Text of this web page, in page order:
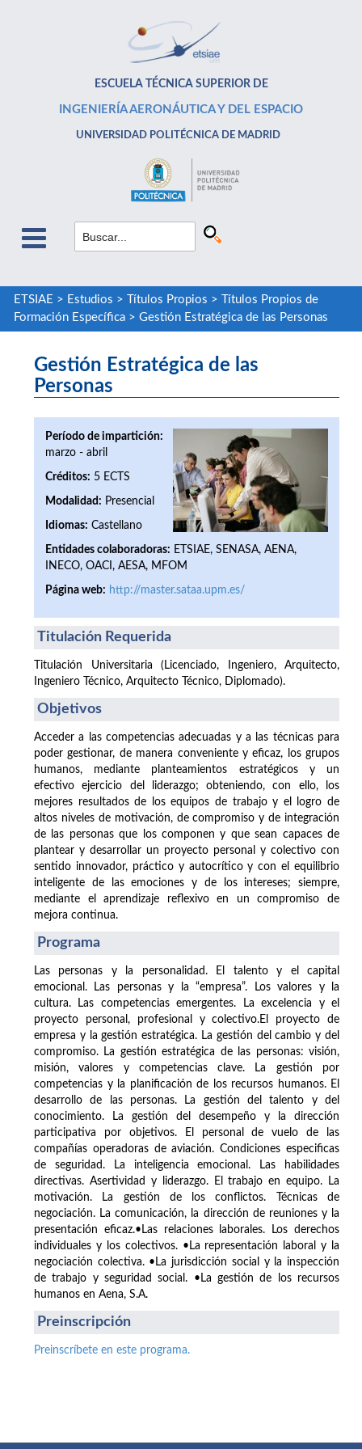
ESCUELA TÉCNICA SUPERIOR DE
INGENIERÍA AERONÁUTICA Y DEL ESPACIO
UNIVERSIDAD POLITÉCNICA DE MADRID
ETSIAE > Estudios > Títulos Propios >
Títulos Propios de
Formación Específica> Gestión Estratégica de las Personas
Gestión Estratégica de las
Personas
Período de impartición:
marzo - abril
Créditos: 5 ECTS
Modalidad: Presencial
Idiomas: Castellano
Entidades colaboradoras: ETSIAE, SENASA, AENA,
INECO, OACI, AESA, MFOM
Página web: http://master.sataa.upm.es/
Titulación Requerida
Titulación Universitaria (Licenciado, Ingeniero, Arquitecto,
Ingeniero Técnico, Arquitecto Técnico, Diplomado).
Objetivos
Acceder a las competencias adecuadas y a las técnicas para
poder gestionar, de manera conveniente y eficaz, los grupos
humanos, mediante planteamientos estratégicos y un
efectivo ejercicio del liderazgo; obteniendo, con ello, los
mejores resultados de los equipos de trabajo y el logro de
altos niveles de motivación, de compromiso y de integración
de las personas que los componen y que sean capaces de
plantear y desarrollar un proyecto personal y colectivo con
sentido innovador, práctico y autocrítico y con el equilibrio
inteligente de las emociones y de los intereses; siempre,
mediante el aprendizaje reflexivo en un compromiso de
mejora continua.
Programa
Las personas y la personalidad. El talento y el capital
emocional. Las personas y la “empresa”. Los valores y la
cultura. Las competencias emergentes. La excelencia y el
proyecto personal, profesional y colectivo.El proyecto de
empresa y la gestión estratégica. La gestión del cambio y del
compromiso. La gestión estratégica de las personas: visión,
misión, valores y competencias clave. La gestión por
competencias y la planificación de los recursos humanos. El
desarrollo de las personas. La gestión del talento y del
conocimiento. La gestión del desempeño y la dirección
participativa por objetivos. El personal de vuelo de las
compañías operadoras de aviación. Condiciones especificas
de seguridad. La inteligencia emocional. Las habilidades
directivas. Asertividad y liderazgo. El trabajo en equipo. La
motivación. La gestión de los conflictos. Técnicas de
negociación. La comunicación, la dirección de reuniones y la
presentación eficaz.•Las relaciones laborales. Los derechos
individuales y los colectivos. •La representación laboral y la
negociación colectiva. •La jurisdicción social y la inspección
de trabajo y seguridad social. •La gestión de los recursos
humanos en Aena, S.A.
Preinscripción
Preinscríbete en este programa.